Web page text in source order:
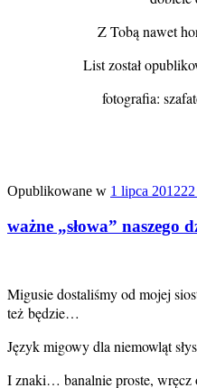
Z Tobą nawet
List został
fotografia:
Opublikowane w 1 lipca 2012
ważne „słowa” naszego
Migusie dostaliśmy od mojej
też będzie…
Język migowy dla niemowląt
I znaki… banalnie proste, wręcz